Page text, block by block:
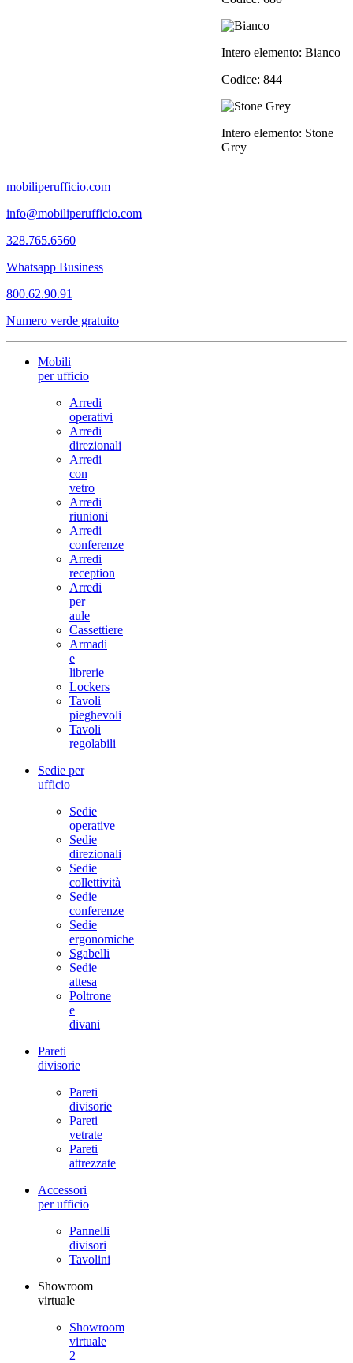
Intero elemento: Bianco
Codice: 844
Intero elemento: Stone
Grey
mobiliperufficio.com
info@mobiliperufficio.com
328.765.6560
Whatsapp Business
800.62.90.91
Numero verde gratuito
Mobili
per ufficio
Arredi
operativi
Arredi
direzionali
Arredi
con
vetro
Arredi
riunioni
Arredi
conferenze
Arredi
reception
Arredi
per
aule
Cassettiere
Armadi
e
librerie
Lockers
Tavoli
pieghevoli
Tavoli
regolabili
Sedie per
ufficio
Sedie
operative
Sedie
direzionali
Sedie
collettività
Sedie
conferenze
Sedie
ergonomiche
Sgabelli
Sedie
attesa
Poltrone
e
divani
Pareti
divisorie
Pareti
divisorie
Pareti
vetrate
Pareti
attrezzate
Accessori
per ufficio
Pannelli
divisori
Tavolini
Showroom
virtuale
Showroom
virtuale
2